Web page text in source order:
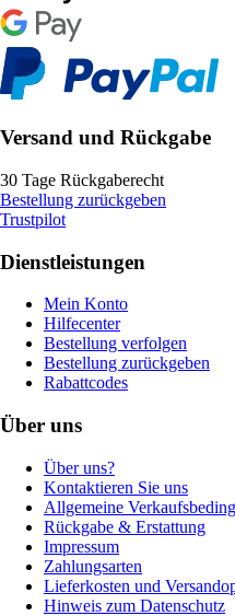
Versand und Rückgabe
30 Tage Rückgaberecht
Bestellung zurückgeben
Trustpilot
Dienstleistungen
Mein Konto
Hilfecenter
Bestellung verfolgen
Bestellung zurückgeben
Rabattcodes
Über uns
Über uns?
Kontaktieren Sie uns
Allgemeine
Rückgabe & Erstattung
Impressum
Zahlungsarten
Lieferkosten und
Hinweis zum Datenschutz